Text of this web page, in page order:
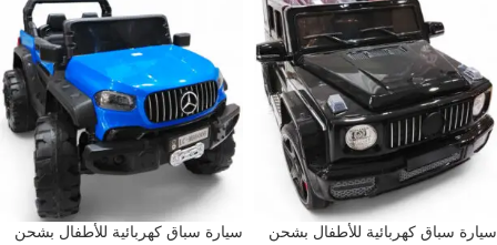
سيارة سباق كهربائية للأطفال بشحن
سيارة سباق كهربائية للأطفال بشحن